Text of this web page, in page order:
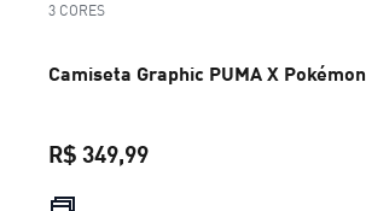
3 CORES
Camiseta Graphic PUMA X Pokémon
R$ 349,99